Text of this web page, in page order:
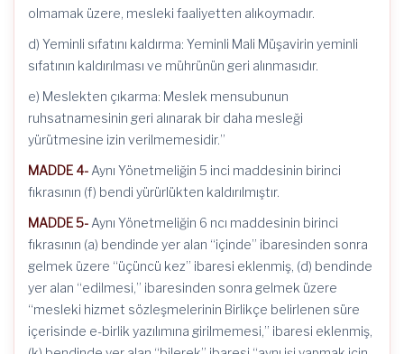
olmamak üzere, mesleki faaliyetten alıkoymadır.
d) Yeminli sıfatını kaldırma: Yeminli Mali Müşavirin yeminli
sıfatının kaldırılması ve mührünün geri alınmasıdır.
e) Meslekten çıkarma: Meslek mensubunun
ruhsatnamesinin geri alınarak bir daha mesleği
yürütmesine izin verilmemesidir.”
MADDE 4- Aynı Yönetmeliğin 5 inci maddesinin birinci
fıkrasının (f) bendi yürürlükten kaldırılmıştır.
MADDE 5- Aynı Yönetmeliğin 6 ncı maddesinin birinci
fıkrasının (a) bendinde yer alan “içinde” ibaresinden sonra
gelmek üzere “üçüncü kez” ibaresi eklenmiş, (d) bendinde
yer alan “edilmesi,” ibaresinden sonra gelmek üzere
“mesleki hizmet sözleşmelerinin Birlikçe belirlenen süre
içerisinde e-birlik yazılımına girilmemesi,” ibaresi eklenmiş,